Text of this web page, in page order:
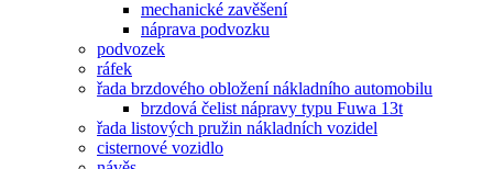
mechanické zavěšení
náprava podvozku
podvozek
ráfek
řada brzdového obložení nákladního automobilu
brzdová čelist nápravy typu Fuwa 13t
řada listových pružin nákladních vozidel
cisternové vozidlo